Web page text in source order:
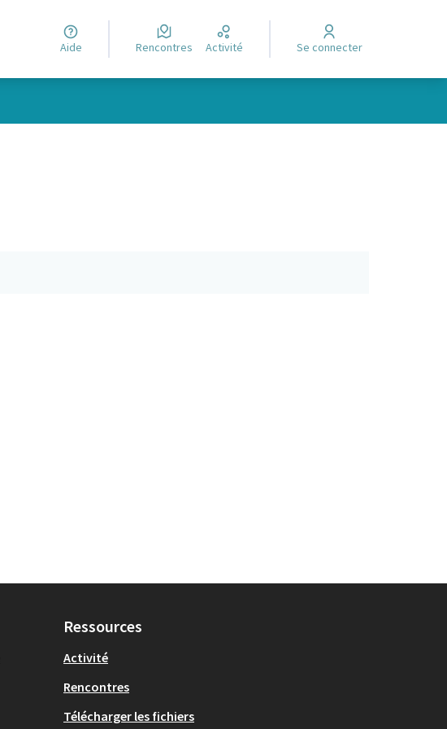
Aide Rencontres Activité Se connecter
Ressources
Activité
Rencontres
Télécharger les fichiers